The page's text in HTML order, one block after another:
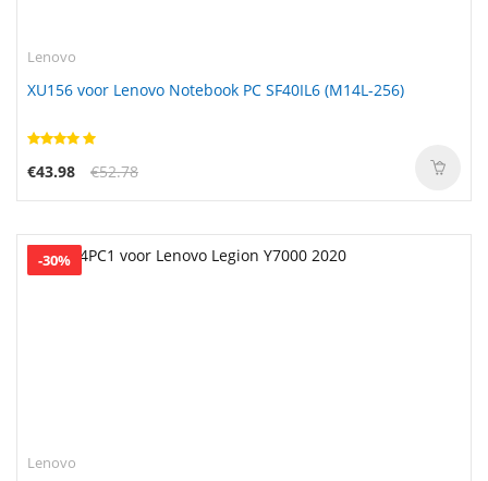
Lenovo
XU156 voor Lenovo Notebook PC SF40IL6 (M14L-256)
€43.98 €52.78
-30%
Lenovo